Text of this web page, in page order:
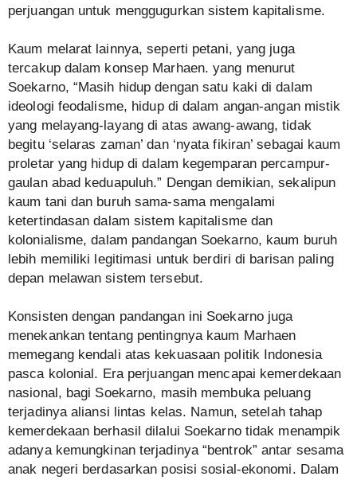
perjuangan untuk menggugurkan sistem kapitalisme.
Kaum melarat lainnya, seperti petani, yang juga
tercakup dalam konsep Marhaen. yang menurut
Soekarno, “Masih hidup dengan satu kaki di dalam
ideologi feodalisme, hidup di dalam angan-angan mistik
yang melayang-layang di atas awang-awang, tidak
begitu ‘selaras zaman’ dan ‘nyata fikiran’ sebagai kaum
proletar yang hidup di dalam kegemparan percampur-
gaulan abad keduapuluh.” Dengan demikian, sekalipun
kaum tani dan buruh sama-sama mengalami
ketertindasan dalam sistem kapitalisme dan
kolonialisme, dalam pandangan Soekarno, kaum buruh
lebih memiliki legitimasi untuk berdiri di barisan paling
depan melawan sistem tersebut.
Konsisten dengan pandangan ini Soekarno juga
menekankan tentang pentingnya kaum Marhaen
memegang kendali atas kekuasaan politik Indonesia
pasca kolonial. Era perjuangan mencapai kemerdekaan
nasional, bagi Soekarno, masih membuka peluang
terjadinya aliansi lintas kelas. Namun, setelah tahap
kemerdekaan berhasil dilalui Soekarno tidak menampik
adanya kemungkinan terjadinya “bentrok” antar sesama
anak negeri berdasarkan posisi sosial-ekonomi. Dalam